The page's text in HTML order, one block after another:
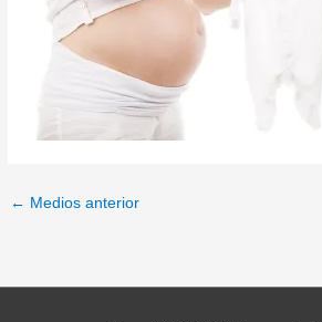
← Medios anterior